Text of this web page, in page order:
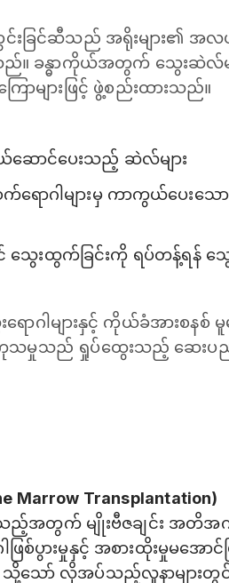
င်းခြင်ဆီသည် အရိုးများ၏ အ
သည်။ ခန္ဓာကိုယ်အတွက် သွေးဆဲလ်မ
ောများဖြင့် ဖွဲ့စည်းထားသည်။
ဆောင်ပေးသည့် ဆဲလ်များ
စက်ရောဂါများမှ ကာကွယ်ပေးသ
င် သွေးထွက်ခြင်းကို ရပ်တန့်ရန် သွေ
ဂါများနှင့် ကိုယ်ခံအားစနစ် မူ
ကုသမှုသည် ရှုပ်ထွေးသည့် ဆေးပ
Marrow Transplantation)
သည့်အတွက် မျိုးဗီဇချင်း အတိ
စ်ပွားမှုနှင့် အစားထိုးမှုမအောင်မ
။ သို့သော် လိုအပ်သည့်လူနာများ